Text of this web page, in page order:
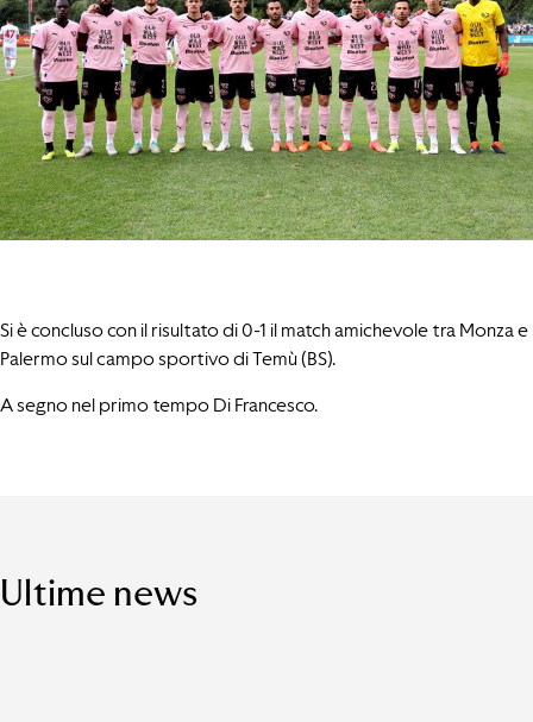
Si è concluso con il risultato di 0-1 il match amichevole tra Monza e
Palermo sul campo sportivo di Temù (BS).
A segno nel primo tempo Di Francesco.
Ultime news